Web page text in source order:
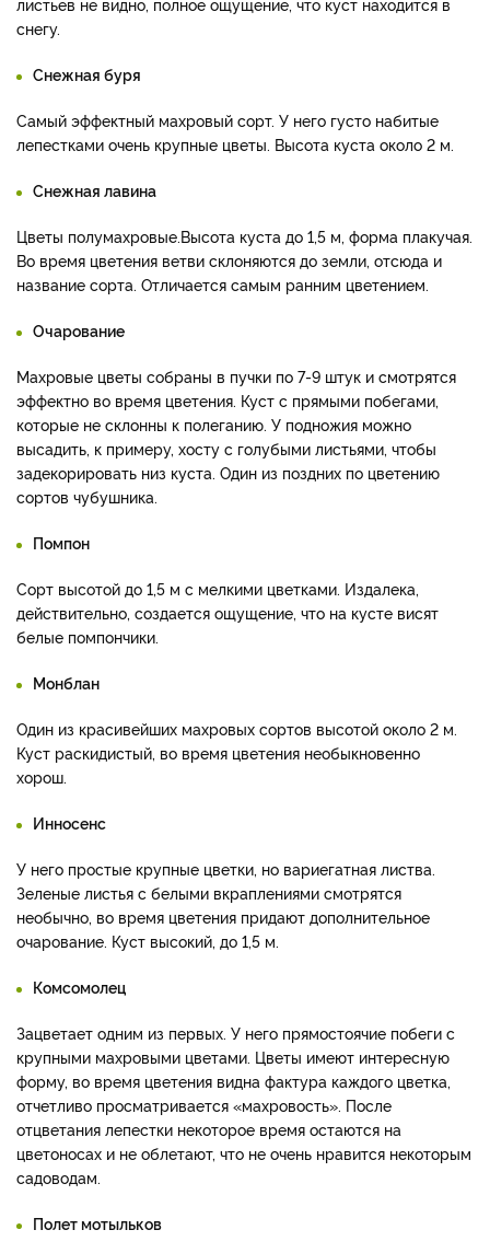
снегу.
Снежная буря
Самый эффектный махровый сорт. У него густо набитые
лепестками очень крупные цветы. Высота куста около 2 м.
Снежная лавина
Цветы полумахровые.Высота куста до 1,5 м, форма плакучая.
Во время цветения ветви склоняются до земли, отсюда и
название сорта. Отличается самым ранним цветением.
Очарование
Махровые цветы собраны в пучки по 7-9 штук и смотрятся
эффектно во время цветения. Куст с прямыми побегами,
которые не склонны к полеганию. У подножия можно
высадить, к примеру, хосту с голубыми листьями, чтобы
задекорировать низ куста. Один из поздних по цветению
сортов чубушника.
Помпон
Сорт высотой до 1,5 м с мелкими цветками. Издалека,
действительно, создается ощущение, что на кусте висят
белые помпончики.
Монблан
Один из красивейших махровых сортов высотой около 2 м.
Куст раскидистый, во время цветения необыкновенно
хорош.
Инносенс
У него простые крупные цветки, но вариегатная листва.
Зеленые листья с белыми вкраплениями смотрятся
необычно, во время цветения придают дополнительное
очарование. Куст высокий, до 1,5 м.
Комсомолец
Зацветает одним из первых. У него прямостоячие побеги с
крупными махровыми цветами. Цветы имеют интересную
форму, во время цветения видна фактура каждого цветка,
отчетливо просматривается «махровость». После
отцветания лепестки некоторое время остаются на
цветоносах и не облетают, что не очень нравится некоторым
садоводам.
Полет мотыльков